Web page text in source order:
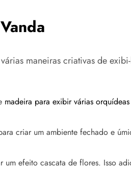
maneiras criativas de
madeira para exibir várias
criar um ambiente fechado e
um efeito cascata de flores. Isso